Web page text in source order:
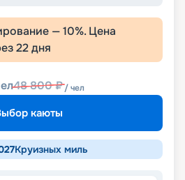
—10%. Цена
22дня
48 800₽/ чел
каюты
Круизных миль